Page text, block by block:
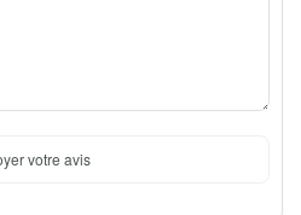
votre avis